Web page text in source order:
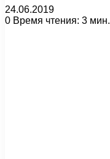
24.06.2019
0 Время чтения: 3 мин.